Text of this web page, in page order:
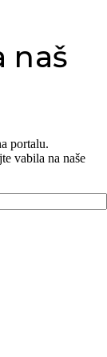
naš
portalu.
vabila na naše